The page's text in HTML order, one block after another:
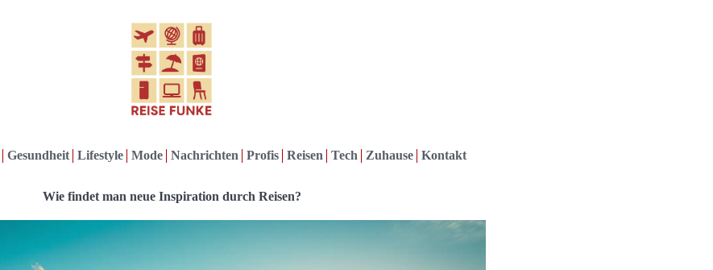
Gesundheit Lifestyle Mode Nachrichten Profis Reisen Tech Zuhause Kontakt
Wie findet man neue Inspiration durch Reisen?